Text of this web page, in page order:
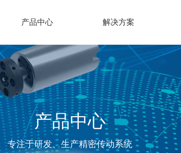
产品中心 解决方案
产品中心
专注于研发、生产精密传动系统